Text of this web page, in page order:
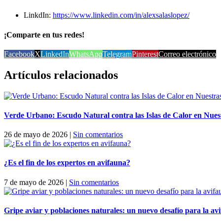
LinkdIn: https://www.linkedin.com/in/alexsalaslopez/
¡Comparte en tus redes!
FacebookXLinkedInWhatsAppTelegramPinterestCorreo electrónico
Artículos relacionados
Verde Urbano: Escudo Natural contra las Islas de Calor en
26 de mayo de 2026 | Sin comentarios
¿Es el fin de los expertos en avifauna?
7 de mayo de 2026 | Sin comentarios
Gripe aviar y poblaciones naturales: un nuevo desafío para la